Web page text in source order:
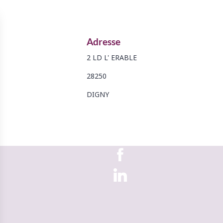
Adresse
2 LD L' ERABLE
28250
DIGNY